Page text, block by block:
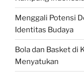
Menggali Potensi
Identitas Budaya
Bola dan Basket di
Menyatukan